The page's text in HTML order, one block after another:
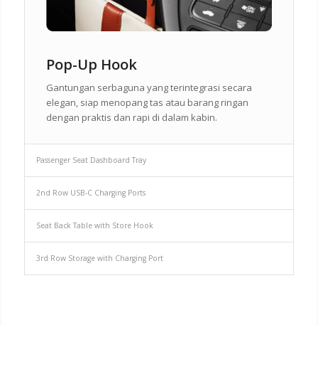
Pop-Up Hook
Gantungan serbaguna yang terintegrasi secara
elegan, siap menopang tas atau barang ringan
dengan praktis dan rapi di dalam kabin.
Passenger Seat Dashboard Tray
2nd Row USB-C Charging Ports
Seat Back Table with Store Hook
3rd Row Storage with Charging Port